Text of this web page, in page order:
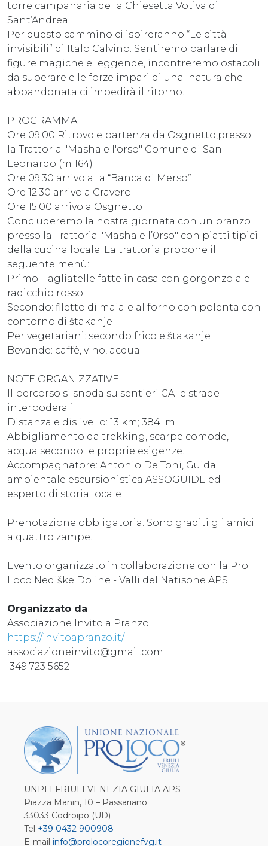
torre campanaria della Chiesetta Votiva di
Sant’Andrea.
Per questo cammino ci ispireranno “Le città
invisibili” di Italo Calvino. Sentiremo parlare di
figure magiche e leggende, incontreremo ostacoli
da superare e le forze impari di una natura che
abbandonata ci impedirà il ritorno.
PROGRAMMA:
Ore 09.00 Ritrovo e partenza da Osgnetto,presso
la Trattoria "Masha e l'orso" Comune di San
Leonardo (m 164)
Ore 09.30 arrivo alla “Banca di Merso”
Ore 12.30 arrivo a Cravero
Ore 15.00 arrivo a Osgnetto
Concluderemo la nostra giornata con un pranzo
presso la Trattoria "Masha e l’0rso" con piatti tipici
della cucina locale. La trattoria propone il
seguente menù:
Primo: Tagliatelle fatte in casa con gorgonzola e
radicchio rosso
Secondo: filetto di maiale al forno con polenta con
contorno di štakanje
Per vegetariani: secondo frico e štakanje
Bevande: caffè, vino, acqua
NOTE ORGANIZZATIVE:
Il percorso si snoda su sentieri CAI e strade
interpoderali
Distanza e dislivello: 13 km; 384 m
Abbigliamento da trekking, scarpe comode,
acqua secondo le proprie esigenze.
Accompagnatore: Antonio De Toni, Guida
ambientale escursionistica ASSOGUIDE ed
esperto di storia locale
Prenotazione obbligatoria. Sono graditi gli amici
a quattro zampe.
Evento organizzato in collaborazione con la Pro
Loco Nediške Doline - Valli del Natisone APS.
Organizzato da
Associazione Invito a Pranzo
https://invitoapranzo.it/
associazioneinvito@gmail.com
349 723 5652
UNPLI FRIULI VENEZIA GIULIA APS
Piazza Manin, 10 – Passariano
33033 Codroipo (UD)
Tel +39 0432 900908
E-mail info@prolocoregionefvg.it